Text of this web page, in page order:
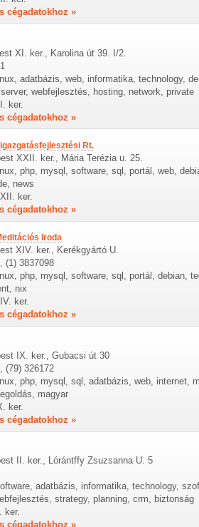
cégadatokhoz »
XI. ker., Karolina út 39. I/2.
adatbázis, web, informatika, technology,
webfejlesztés, hosting, network, private
ker.
cégadatokhoz »
Rt.
XXII. ker., Mária Terézia u. 25.
php, mysql, software, sql, portál, web,
news
ker.
cégadatokhoz »
Iroda
XIV. ker., Kerékgyártó U.
(1) 3837098
php, mysql, software, sql, portál, debian,
nix
ker.
cégadatokhoz »
IX. ker., Gubacsi út 30
(79) 326172
php, mysql, sql, adatbázis, web, internet,
magyar
ker.
cégadatokhoz »
II. ker., Lórántffy Zsuzsanna U. 5
adatbázis, informatika, technology,
strategy, planning, crm, biztonság
ker.
cégadatokhoz »